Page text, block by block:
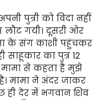
पुत्री को विदा नहीं
लौट गयी। दूसरी ओर
के संग काशी पहुंचकर
साहूकार का पुत्र 12
से कहता है मुझे
मामा ने अंदर जाकर
देर में भगवान शिव